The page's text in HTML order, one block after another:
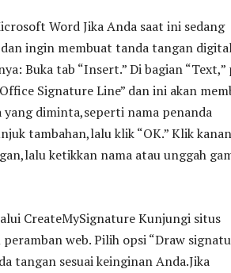
Word Jika Anda saat ini sedang
ingin membuat tanda tangan
Buka tab “Insert.” Di bagian
Signature Line” dan ini akan
diminta,seperti nama penanda
tambahan,lalu klik “OK.” Klik kanan
ketikkan nama atau unggah
CreateMySignature Kunjungi situs
web. Pilih opsi “Draw
tangan sesuai keinginan Anda.Jika